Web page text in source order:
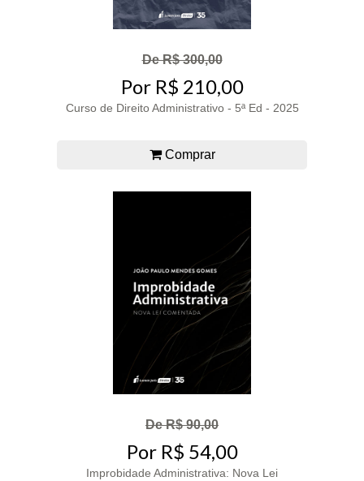
De R$ 300,00
Por R$ 210,00
Curso de Direito Administrativo - 5ª Ed - 2025
Comprar
De R$ 90,00
Por R$ 54,00
Improbidade Administrativa: Nova Lei